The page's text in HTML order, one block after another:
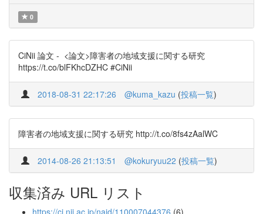
0
CiNii 論文 - <論文>障害者の地域支援に関する研究
https://t.co/blFKhcDZHC #CiNii
2018-08-31 22:17:26 @kuma_kazu (投稿一覧)
障害者の地域支援に関する研究 http://t.co/8fs4zAalWC
2014-08-26 21:13:51 @kokuryuu22 (投稿一覧)
収集済み URL リスト
https://ci.nii.ac.jp/naid/110007044376 (6)